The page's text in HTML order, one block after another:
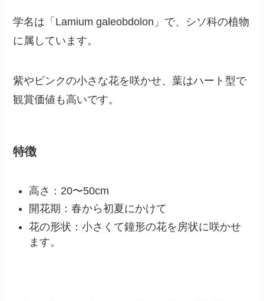
学名は「Lamium galeobdolon」で、シソ科の植物
に属しています。
紫やピンクの小さな花を咲かせ、葉はハート型で
観賞価値も高いです。
特徴
高さ：20〜50cm
開花期：春から初夏にかけて
花の形状：小さくて鐘形の花を房状に咲かせ
ます。